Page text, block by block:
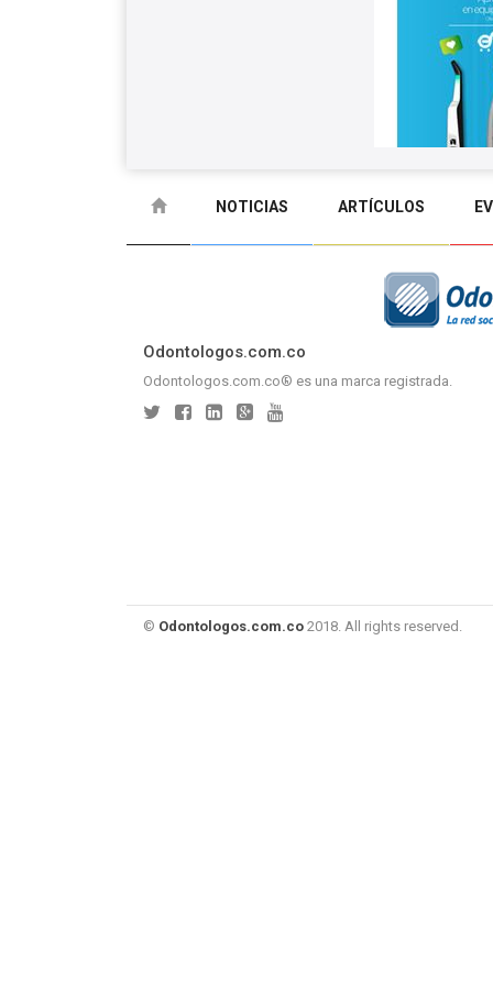
NOTICIAS ARTÍCULOS
Odontologos.com.co
Odontologos.com.co® es una marca registrada.
© Odontologos.com.co 2018. All rights reserved.